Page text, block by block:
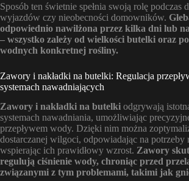
Sposób ten świetnie spełnia swoją rolę podczas
wyjazdów czy nieobecności domowników.
odpowiednio nawilżona przez kilka dni lub
– wszystko zależy od wielkości butelki oraz
wodnych konkretnej rośliny.
Zawory i nakładki na butelki: Regulacja
systemach nawadniających
Zawory i nakładki na butelki odgrywają
systemach nawadniania, umożliwiając
przepływem wody. Dzięki nim można
dostarczanej wilgoci, odpowiadając na potrzeby
wspierając ich prawidłowy wzrost. Zawory
regulują ciśnienie wody, chroniąc przed
związanymi z tym problemami, takimi jak